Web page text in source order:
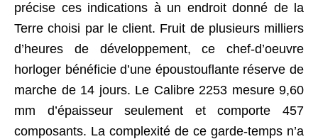
précise ces indications à un endroit donné de la
Terre choisi par le client. Fruit de plusieurs milliers
d’heures de développement, ce chef-d’oeuvre
horloger bénéficie d’une époustouflante réserve de
marche de 14 jours. Le Calibre 2253 mesure 9,60
mm d’épaisseur seulement et comporte 457
composants. La complexité de ce garde-temps n’a